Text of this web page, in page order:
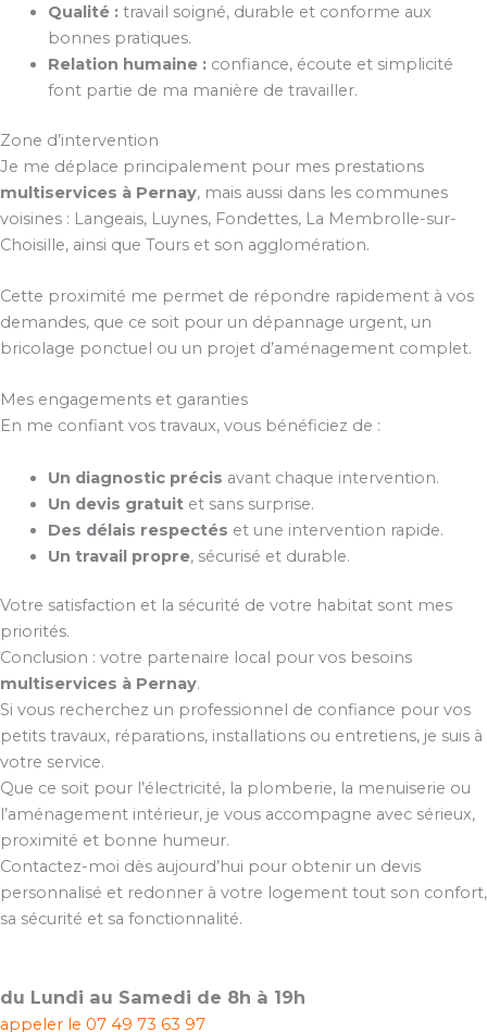
Qualité :travail soigné, durable et conforme aux
bonnes pratiques.
Relation humaine :confiance, écoute et simplicité
font partie de ma manière de travailler.
Zone d’intervention
Je me déplace principalement pour mes prestations
multiservices à Pernay, mais aussi dans les communes
voisines : Langeais, Luynes, Fondettes, La Membrolle-sur-
Choisille, ainsi que Tours et son agglomération.
Cette proximité me permet de répondre rapidement à vos
demandes, que ce soit pour un dépannage urgent, un
bricolage ponctuel ou un projet d’aménagement complet.
Mes engagements et garanties
En me confiant vos travaux, vous bénéficiez de :
Un diagnostic précis avant chaque intervention.
Un devis gratuitet sans surprise.
Des délais respectés et une intervention rapide.
Un travail propre, sécurisé et durable.
Votre satisfaction et la sécurité de votre habitat sont mes
priorités.
Conclusion : votre partenaire local pour vos besoins
multiservices à Pernay.
Si vous recherchez un professionnel de confiance pour vos
petits travaux, réparations, installations ou entretiens, je suis à
votre service.
Que ce soit pour l’électricité, la plomberie, la menuiserie ou
l’aménagement intérieur, je vous accompagne avec sérieux,
proximité et bonne humeur.
Contactez-moi dès aujourd’hui pour obtenir un devis
personnalisé et redonner à votre logement tout son confort,
sa sécurité et sa fonctionnalité.
du Lundi au Samedi de 8h à 19h
appeler le 07 49 73 63 97